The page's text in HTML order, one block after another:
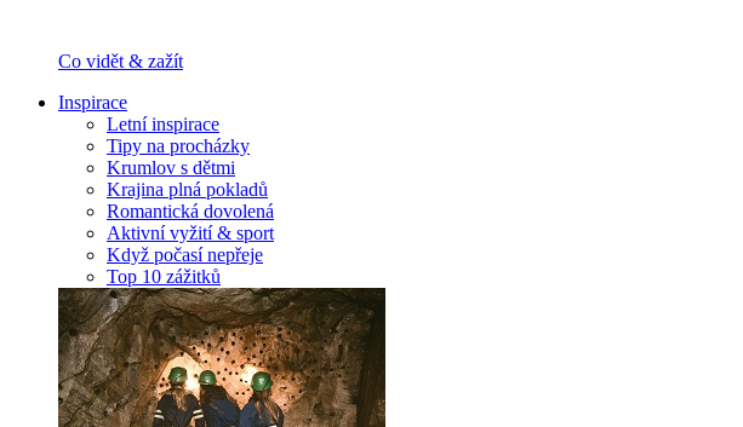
Co vidět & zažít
Inspirace
Letní inspirace
Tipy na procházky
Krumlov s dětmi
Krajina plná pokladů
Romantická dovolená
Aktivní vyžití & sport
Když počasí nepřeje
Top 10 zážitků